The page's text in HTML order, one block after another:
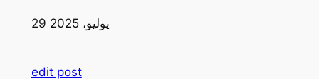
29 يوليو، 2025
edit post